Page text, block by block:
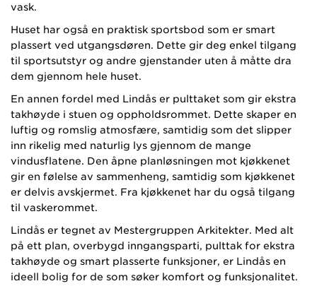
vask.
Huset har også en praktisk sportsbod som er smart
plassert ved utgangsdøren. Dette gir deg enkel tilgang
til sportsutstyr og andre gjenstander uten å måtte dra
dem gjennom hele huset.
En annen fordel med Lindås er pulttaket som gir ekstra
takhøyde i stuen og oppholdsrommet. Dette skaper en
luftig og romslig atmosfære, samtidig som det slipper
inn rikelig med naturlig lys gjennom de mange
vindusflatene. Den åpne planløsningen mot kjøkkenet
gir en følelse av sammenheng, samtidig som kjøkkenet
er delvis avskjermet. Fra kjøkkenet har du også tilgang
til vaskerommet.
Lindås er tegnet av Mestergruppen Arkitekter. Med alt
på ett plan, overbygd inngangsparti, pulttak for ekstra
takhøyde og smart plasserte funksjoner, er Lindås en
ideell bolig for de som søker komfort og funksjonalitet.